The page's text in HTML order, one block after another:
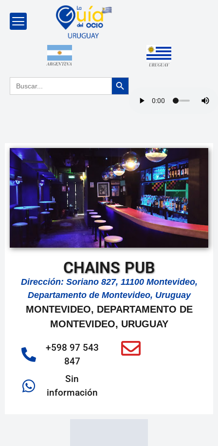
ARGENTINA URUGUAY
Buscar: Botón de búsqueda
CHAINS PUB
Dirección: Soriano 827, 11100 Montevideo,
Departamento de Montevideo, Uruguay
MONTEVIDEO, DEPARTAMENTO DE
MONTEVIDEO, URUGUAY
+598 97 543
847
Sin
información